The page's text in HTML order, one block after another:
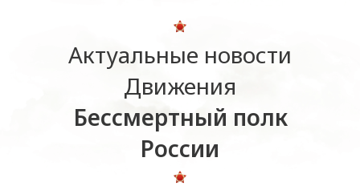
Актуальные новости
Движения
Бессмертный полк
России